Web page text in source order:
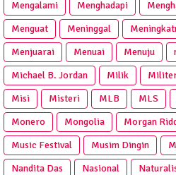
Mengalami Menghadapi
Menguat
Meninggal
Menjuarai
Menuai Menuju
Michael B. Jordan
Milik
Misi
Misteri MLB MLS
Monero
Mongolia Morgan
Music Festival
Musim Dingin
Nandita Das
Nasional